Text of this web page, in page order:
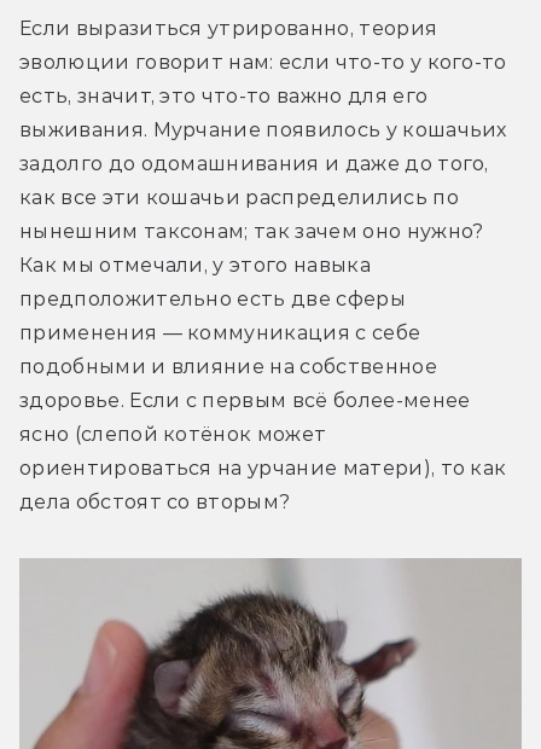
Если выразиться утрированно, теория
эволюции говорит нам: если что-то у кого-то
есть, значит, это что-то важно для его
выживания. Мурчание появилось у кошачьих
задолго до одомашнивания и даже до того,
как все эти кошачьи распределились по
нынешним таксонам; так зачем оно нужно?
Как мы отмечали, у этого навыка
предположительно есть две сферы
применения — коммуникация с себе
подобными и влияние на собственное
здоровье. Если с первым всё более-менее
ясно (слепой котёнок может
ориентироваться на урчание матери), то как
дела обстоят со вторым?